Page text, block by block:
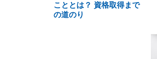
こととは？ 資格取得まで
の道のり